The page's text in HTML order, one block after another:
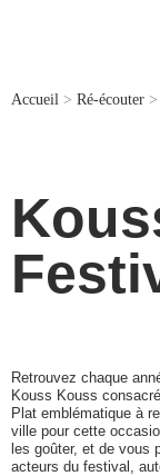
Accueil > Ré-écouter >
Retrouvez chaque
Kouss Kouss
Plat emblématique à
ville pour cette
les goûter, et de vous
acteurs du festival,